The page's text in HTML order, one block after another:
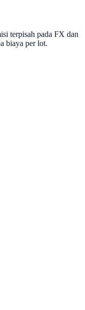
terpisah pada FX dan
biaya per lot.